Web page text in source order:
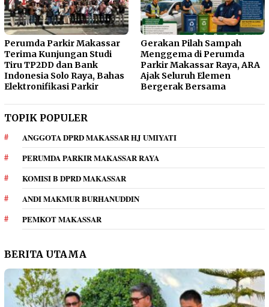
Perumda Parkir Makassar
Terima Kunjungan Studi
Tiru TP2DD dan Bank
Indonesia Solo Raya, Bahas
Elektronifikasi Parkir
Gerakan Pilah Sampah
Menggema di Perumda
Parkir Makassar Raya, ARA
Ajak Seluruh Elemen
Bergerak Bersama
TOPIK POPULER
ANGGOTA DPRD MAKASSAR HJ UMIYATI
PERUMDA PARKIR MAKASSAR RAYA
KOMISI B DPRD MAKASSAR
ANDI MAKMUR BURHANUDDIN
PEMKOT MAKASSAR
BERITA UTAMA